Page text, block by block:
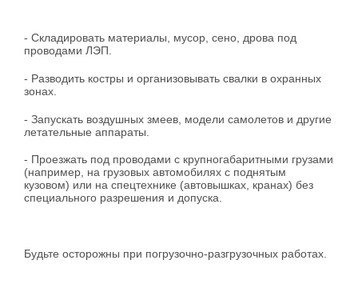
- Складировать материалы, мусор, сено, дрова под
проводами ЛЭП.
- Разводить костры и организовывать свалки в охранных
зонах.
- Запускать воздушных змеев, модели самолетов и другие
летательные аппараты.
- Проезжать под проводами с крупногабаритными грузами
(например, на грузовых автомобилях с поднятым
кузовом) или на спецтехнике (автовышках, кранах) без
специального разрешения и допуска.
Будьте осторожны при погрузочно-разгрузочных работах.